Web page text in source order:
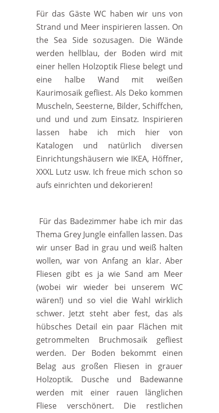
Für das Gäste WC haben wir uns von
Strand und Meer inspirieren lassen. On
the Sea Side sozusagen. Die Wände
werden hellblau, der Boden wird mit
einer hellen Holzoptik Fliese belegt und
eine halbe Wand mit weißen
Kaurimosaik gefliest. Als Deko kommen
Muscheln, Seesterne, Bilder, Schiffchen,
und und und zum Einsatz. Inspirieren
lassen habe ich mich hier von
Katalogen und natürlich diversen
Einrichtungshäusern wie IKEA, Höffner,
XXXL Lutz usw. Ich freue mich schon so
aufs einrichten und dekorieren!
Für das Badezimmer habe ich mir das
Thema Grey Jungle einfallen lassen. Das
wir unser Bad in grau und weiß halten
wollen, war von Anfang an klar. Aber
Fliesen gibt es ja wie Sand am Meer
(wobei wir wieder bei unserem WC
wären!) und so viel die Wahl wirklich
schwer. Jetzt steht aber fest, das als
hübsches Detail ein paar Flächen mit
getrommelten Bruchmosaik gefliest
werden. Der Boden bekommt einen
Belag aus großen Fliesen in grauer
Holzoptik. Dusche und Badewanne
werden mit einer rauen länglichen
Fliese verschönert. Die restlichen